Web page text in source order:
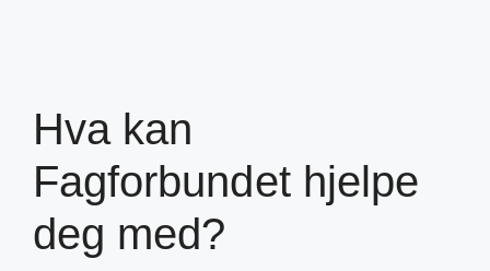
Hva kan
Fagforbundet hjelpe
deg med?